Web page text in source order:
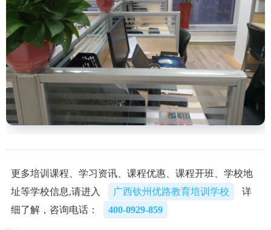
更多培训课程、学习资讯、课程优惠、课程开班、学校地
址等学校信息,请进入
广西钦州优路教育培训学校
详
细了解，咨询电话：
400-0929-859